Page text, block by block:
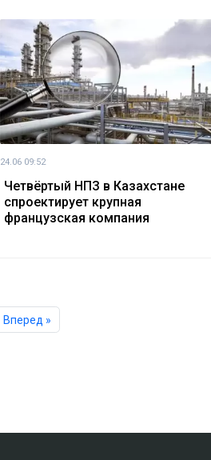
24.06 09:52
Четвёртый НПЗ в Казахстане
спроектирует крупная
французская компания
Вперед »